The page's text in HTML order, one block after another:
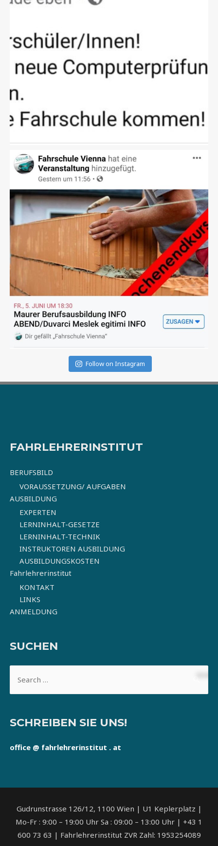
Follow on Instagram
FAHRLEHRERINSTITUT
BERUFSBILD
VORAUSSETZUNG/ AUFGABEN
AUSBILDUNG
EXPERTEN
LERNINHALT-GESETZE
LERNINHALT-TECHNIK
INSTRUKTOREN AUSBILDUNG
AUSBILDUNGSKOSTEN
Fahrlehrerinstitut
KONTAKT
LINKS
ANMELDUNG
SUCHEN
SCHREIBEN SIE UNS!
office @ fahrlehrerinstitut . at
Gudrunstrasse 126/12, 1100 Wien | U1 Keplerplatz |
Mo-Fr : 9:00 – 19:00 Uhr Sa : 09:00 – 13:00 Uhr | +43 1
600 73 63 | Fahrlehrerinstitut ZVR Zahl: 1953254089